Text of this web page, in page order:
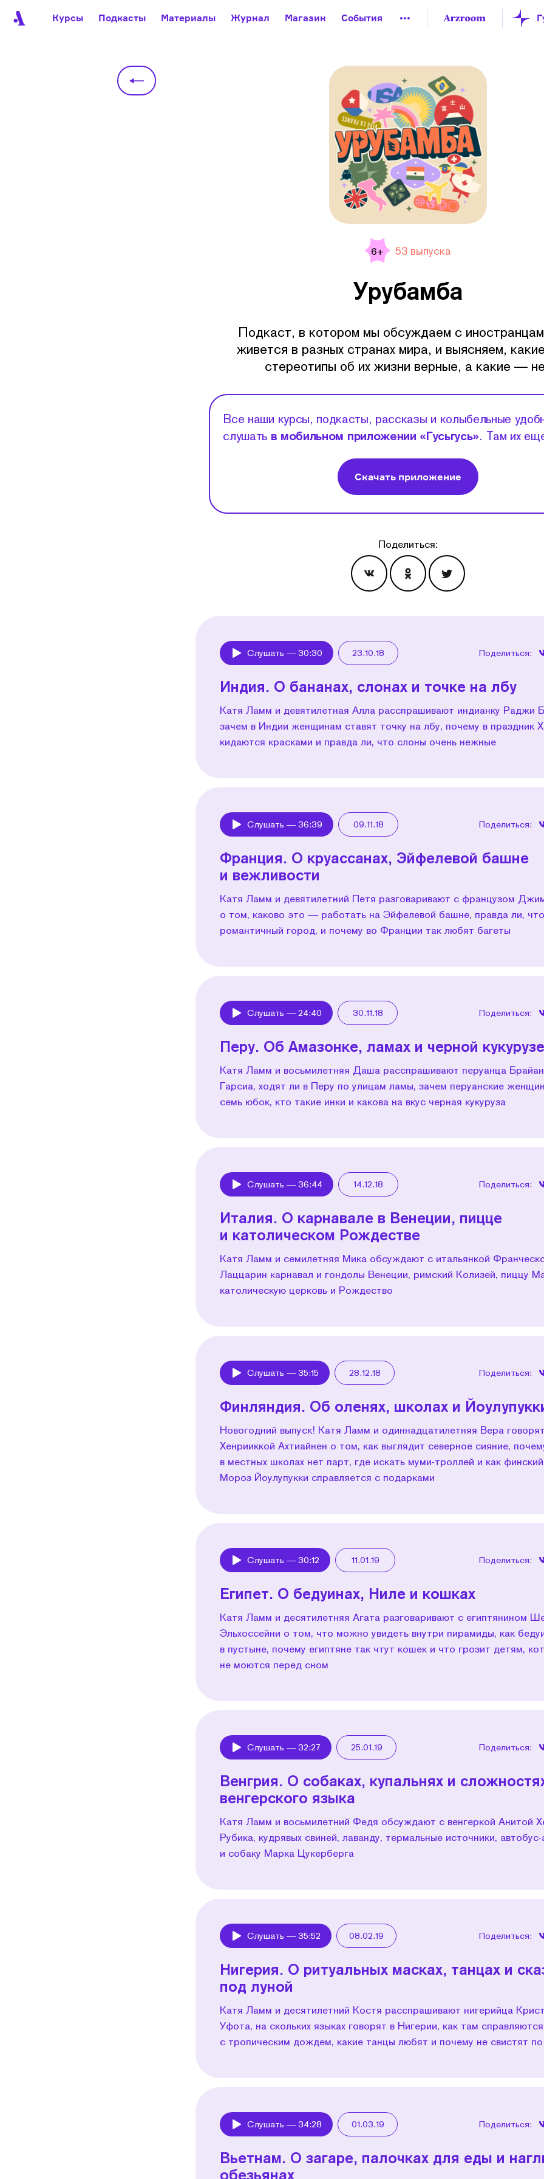
Курсы Подкасты Материалы Журнал Магазин События
Русский язык от «гой еси» до «лол кек»
Русское искусство XX века
Русская литература XX века
6+ 53 выпуска
Урубамба
Подкаст, в котором мы обсуждаем с
живется в разных странах мира, и выясняем,
стереотипы об их жизни верные, а какие —
Все наши курсы, подкасты, рассказы и колыбельные
слушать в мобильном приложении «Гусьгусь». Там их
Скачать приложение
Поделиться:
Play
Слушать — 30:30 23.10.18 Поделиться:
Индия. О бананах, слонах и точке на лбу
Катя Ламм и девятилетная Алла расспрашивают индианку Раджи
зачем в Индии женщинам ставят точку на лбу, почему в праздник
кидаются красками и правда ли, что слоны очень нежные
Play
Слушать — 36:39 09.11.18 Поделиться:
Франция. О круассанах, Эйфелевой башне
и вежливости
Катя Ламм и девятилетний Петя разговаривают с французом
о том, каково это — работать на Эйфелевой башне, правда ли,
романтичный город, и почему во Франции так любят багеты
Play
Слушать — 24:40 30.11.18 Поделиться:
Перу. Об Амазонке, ламах и черной кукурузе
Катя Ламм и восьмилетняя Даша расспрашивают перуанца
Гарсиа, ходят ли в Перу по улицам ламы, зачем перуанские
семь юбок, кто такие инки и какова на вкус черная кукуруза
Play
Слушать — 36:44 14.12.18 Поделиться:
Италия. О карнавале в Венеции, пицце
и католическом Рождестве
Катя Ламм и семилетняя Мика обсуждают с итальянкой
Лаццарин карнавал и гондолы Венеции, римский Колизей, пиццу
католическую церковь и Рождество
Play
Слушать — 35:15 28.12.18 Поделиться:
Финляндия. Об оленях, школах и
Новогодний выпуск! Катя Ламм и одиннадцатилетняя Вера
Хенрииккой Ахтиайнен о том, как выглядит северное сияние,
в местных школах нет парт, где искать муми-троллей и как
Мороз Йоулупукки справляется с подарками
Play
Слушать — 30:12 11.01.19 Поделиться:
Египет. О бедуинах, Ниле и кошках
Катя Ламм и десятилетняя Агата разговаривают с египтянином
Эльхоссейни о том, что можно увидеть внутри пира­миды, как
в пустыне, почему египтяне так чтут кошек и что грозит детям,
не моются перед сном
Play
Слушать — 32:27 25.01.19 Поделиться:
Венгрия. О собаках, купальнях и
венгерского языка
Катя Ламм и восьмилетний Федя обсуждают с венгеркой Анитой
Рубика, кудрявых свиней, лаванду, термальные источники,
и собаку Марка Цукерберга
Play
Слушать — 35:52 08.02.19 Поделиться:
Нигерия. О ритуальных масках, танцах и
под луной
Катя Ламм и десятилетний Костя расспрашивают нигерийца
Уфота, на скольких языках говорят в Нигерии, как там справляются
с тропическим дождем, какие танцы любят и почему не свистят
Play
Слушать — 34:28 01.03.19 Поделиться:
Вьетнам. О загаре, палочках для еды и
обезьянах